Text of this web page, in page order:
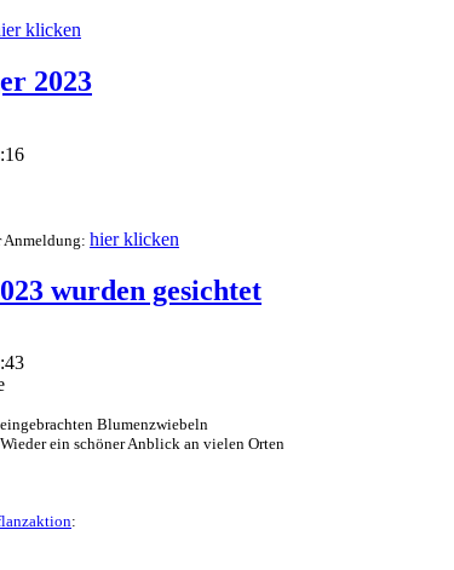
klicken
2023
Anmeldung: hier klicken
wurden gesichtet
Blumenzwiebeln
ein schöner Anblick an vielen Orten
: